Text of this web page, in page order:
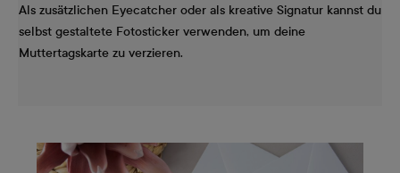
Als zusätzlichen Eyecatcher oder als kreative Signatur kannst du
selbst gestaltete Fotosticker verwenden, um deine
Muttertagskarte zu verzieren.